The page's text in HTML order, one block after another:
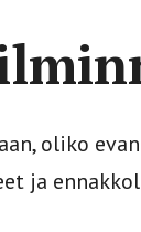
oliko
ja